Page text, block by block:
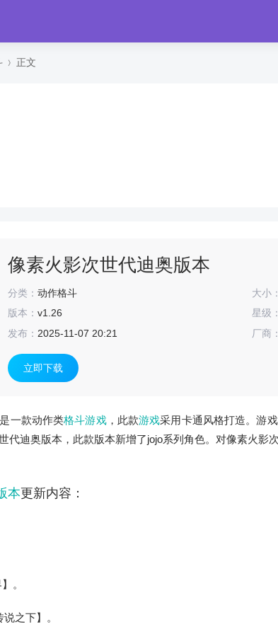
正文
像素火影次世代迪奥版本
分类： 动作格斗 大小：
版本： v1.26
星级：
发布： 2025-11-07 20:21 厂商：
立即下载
一款动作类格斗游戏，此款游戏采用卡通风格打造。游
代迪奥版本，此款版本新增了jojo系列角色。对像素火影
本更新内容：
。
之下】。